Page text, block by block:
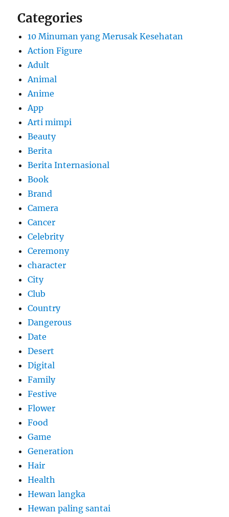
Categories
10 Minuman yang Merusak Kesehatan
Action Figure
Adult
Animal
Anime
App
Arti mimpi
Beauty
Berita
Berita Internasional
Book
Brand
Camera
Cancer
Celebrity
Ceremony
character
City
Club
Country
Dangerous
Date
Desert
Digital
Family
Festive
Flower
Food
Game
Generation
Hair
Health
Hewan langka
Hewan paling santai